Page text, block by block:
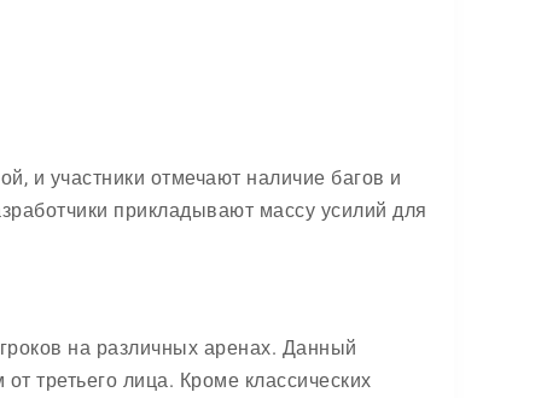
и участники отмечают наличие багов и
прикладывают массу усилий для
на различных аренах. Данный
третьего лица. Кроме классических